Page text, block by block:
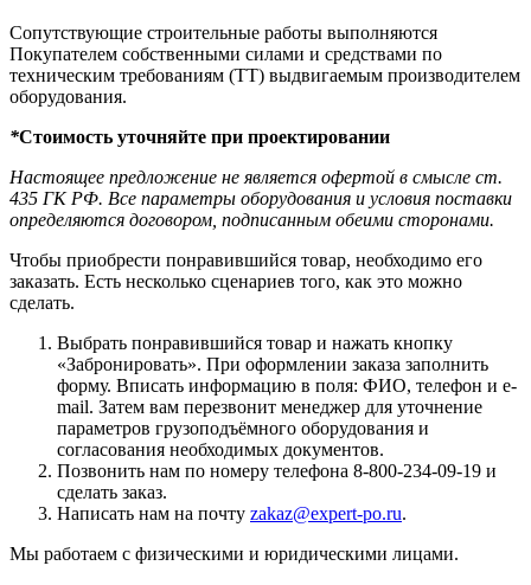
Сопутствующие строительные работы выполняются
Покупателем собственными силами и средствами по
техническим требованиям (ТТ) выдвигаемым производителем
оборудования.
*Стоимость уточняйте при проектировании
Настоящее предложение не является офертой в смысле ст.
435 ГК РФ. Все параметры оборудования и условия поставки
определяются договором, подписанным обеими сторонами.
Чтобы приобрести понравившийся товар, необходимо его
заказать. Есть несколько сценариев того, как это можно
сделать.
Выбрать понравившийся товар и нажать кнопку
«Забронировать». При оформлении заказа заполнить
форму. Вписать информацию в поля: ФИО, телефон и e-
mail. Затем вам перезвонит менеджер для уточнение
параметров грузоподъёмного оборудования и
согласования необходимых документов.
Позвонить нам по номеру телефона 8-800-234-09-19 и
сделать заказ.
Написать нам на почту zakaz@expert-po.ru.
Мы работаем с физическими и юридическими лицами.